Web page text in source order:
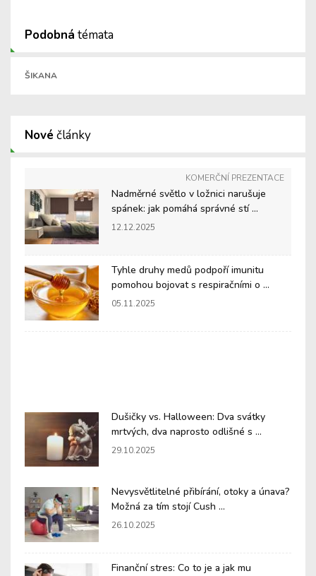
Podobná témata
ŠIKANA
Nové články
KOMERČNÍ PREZENTACE
Nadměrné světlo v ložnici narušuje
spánek: jak pomáhá správné stí ...
12.12.2025
Tyhle druhy medů podpoří imunitu
pomohou bojovat s respiračními o ...
05.11.2025
Dušičky vs. Halloween: Dva svátky
mrtvých, dva naprosto odlišné s ...
29.10.2025
Nevysvětlitelné přibírání, otoky a únava?
Možná za tím stojí Cush ...
26.10.2025
Finanční stres: Co to je a jak mu